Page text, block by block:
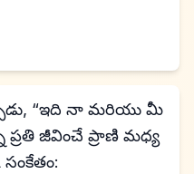
జీవించే ప్రాణి మధ్య